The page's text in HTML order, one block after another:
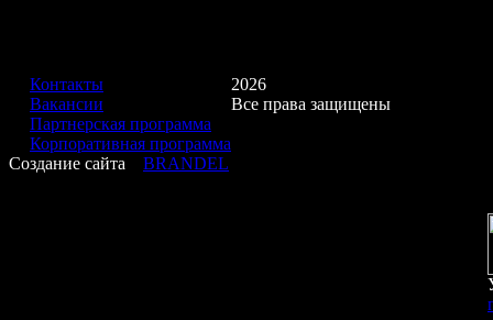
Контакты
Вакансии
Партнерская программа
Корпоративная программа
2026
Все права защищены
Создание сайта BRANDEL